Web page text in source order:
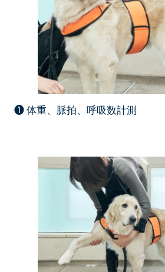
❶ 体重、脈拍、呼吸数計測